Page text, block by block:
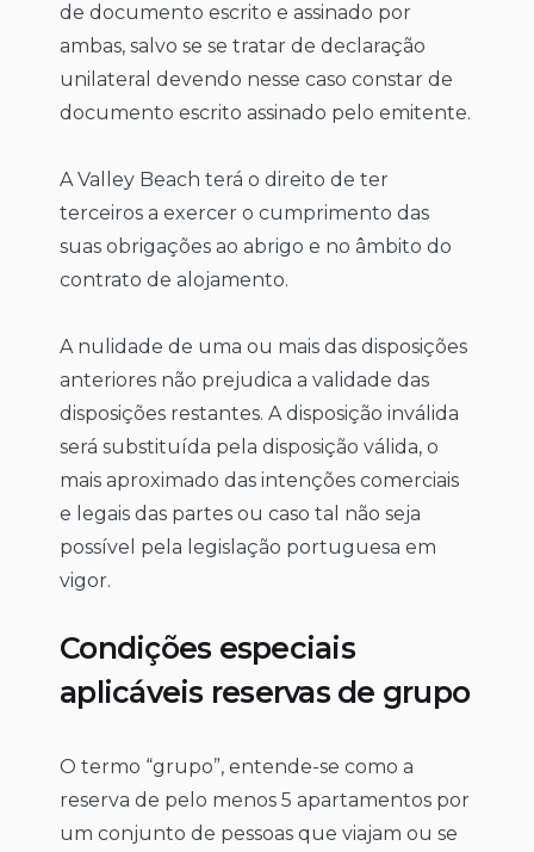
de documento escrito e assinado por
ambas, salvo se se tratar de declaração
unilateral devendo nesse caso constar de
documento escrito assinado pelo emitente.
A Valley Beach terá o direito de ter
terceiros a exercer o cumprimento das
suas obrigações ao abrigo e no âmbito do
contrato de alojamento.
A nulidade de uma ou mais das disposições
anteriores não prejudica a validade das
disposições restantes. A disposição inválida
será substituída pela disposição válida, o
mais aproximado das intenções comerciais
e legais das partes ou caso tal não seja
possível pela legislação portuguesa em
vigor.
Condições especiais
aplicáveis reservas de grupo
O termo “grupo”, entende-se como a
reserva de pelo menos 5 apartamentos por
um conjunto de pessoas que viajam ou se